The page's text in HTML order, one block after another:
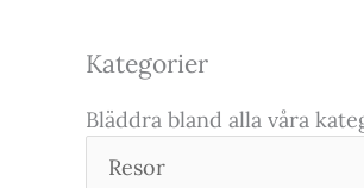
Kategorier
Bläddra bland alla våra